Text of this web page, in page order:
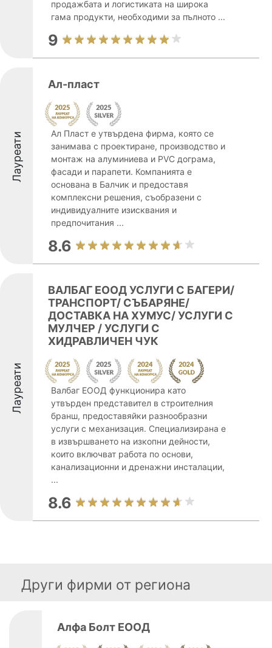
продажбата и логистиката на широка
гама продукти, необходими за пълното ...
9
Лауреати
Ал-пласт
Ал Пласт е утвърдена фирма, която се
занимава с проектиране, производство и
монтаж на алуминиева и PVC дограма,
фасади и парапети. Компанията е
основана в Балчик и предоставя
комплексни решения, съобразени с
индивидуалните изисквания и
предпочитания ...
8.6
Лауреати
ВАЛБАГ ЕООД УСЛУГИ С БАГЕРИ/
ТРАНСПОРТ/ СЪБАРЯНЕ/
ДОСТАВКА НА ХУМУС/ УСЛУГИ С
МУЛЧЕР / УСЛУГИ С
ХИДРАВЛИЧЕН ЧУК
Валбаг ЕООД функционира като
утвърден представител в строителния
бранш, предоставяйки разнообразни
услуги с механизация. Специализирана е
в извършването на изкопни дейности,
които включват работа по основи,
канализационни и дренажни инсталации,
...
8.6
Други фирми от региона
Алфа Болт ЕООД